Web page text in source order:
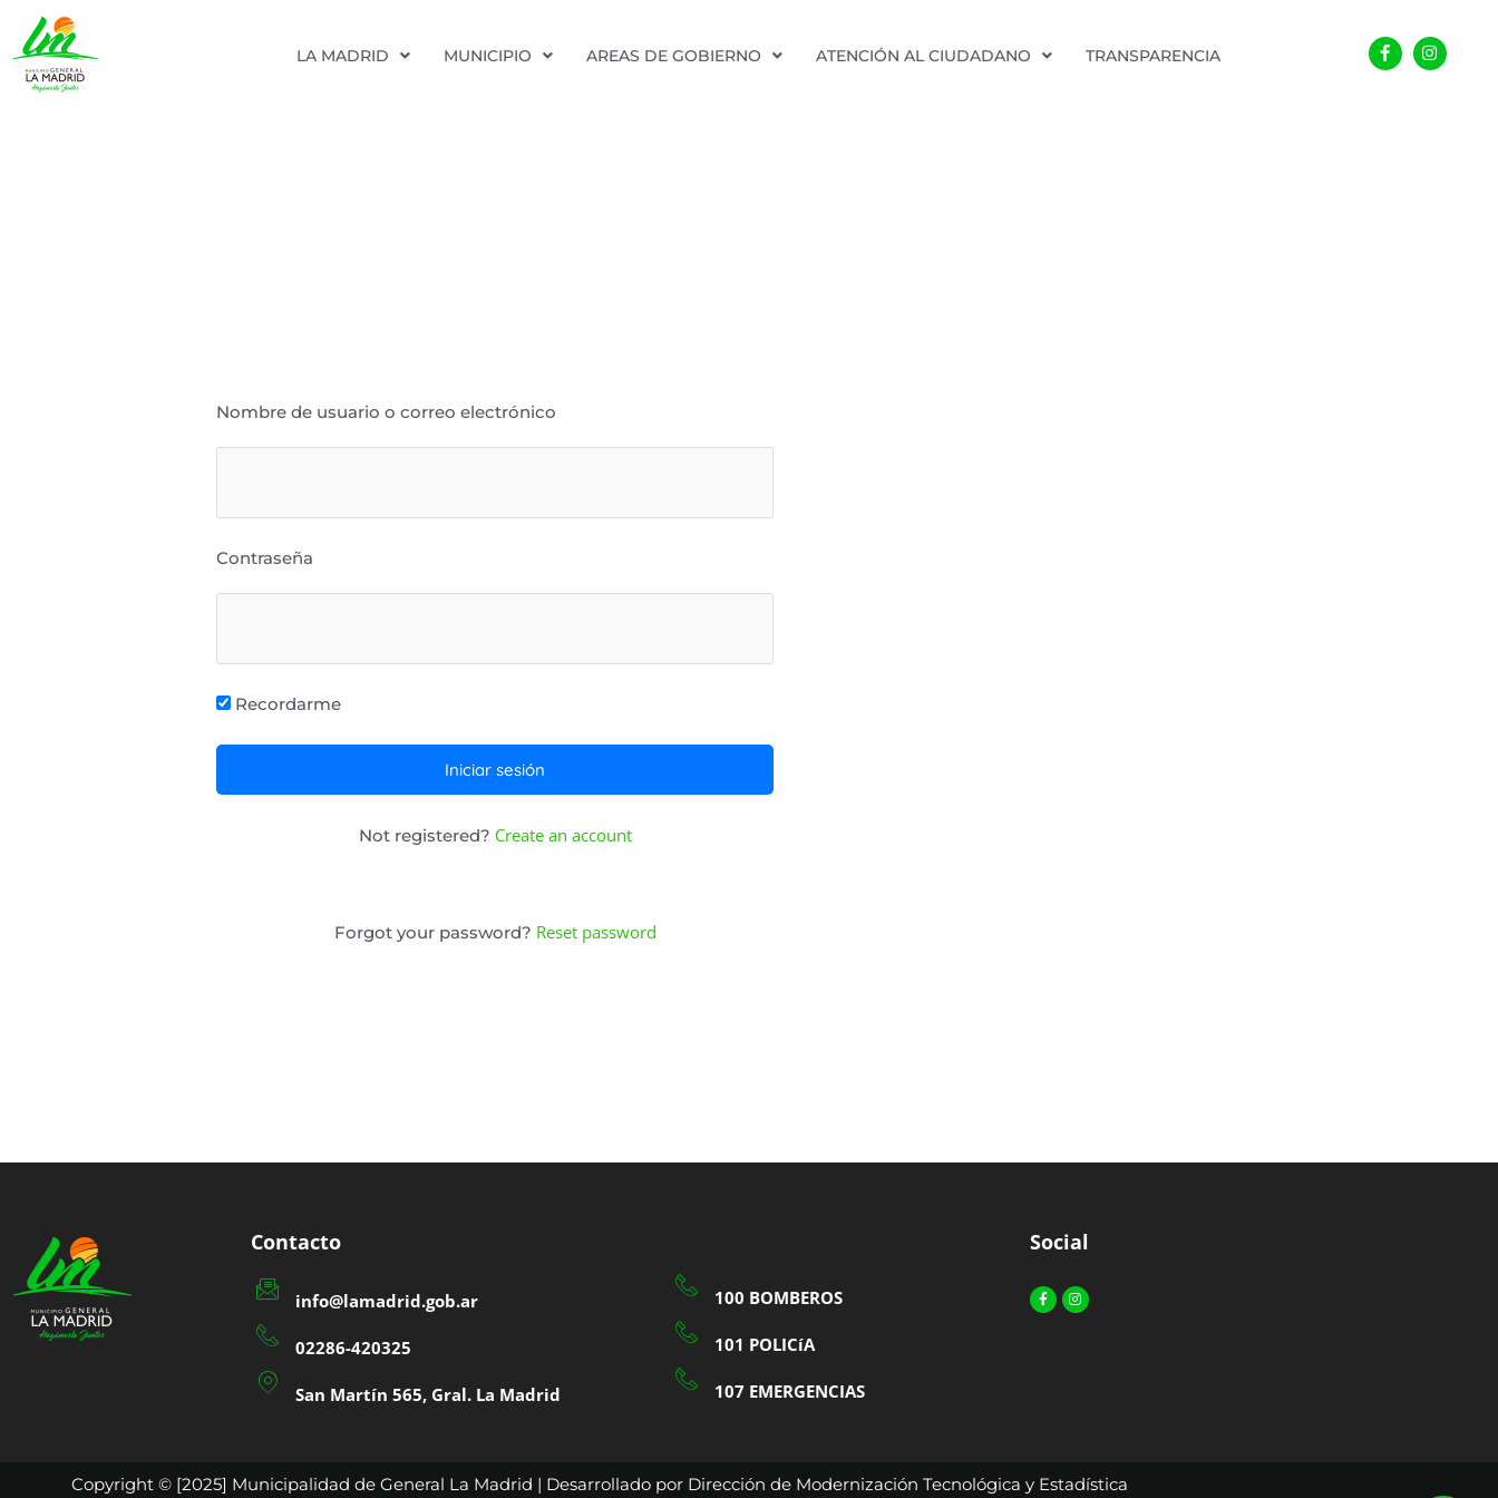
LA MADRID MUNICIPIO AREAS DE GOBIERNO ATENCIÓN AL CIUDADANO TRANSPARENCIA
Facebook-
f
Nombre de usuario o correo electrónico
Contraseña
Recordarme
Not registered? Create an account
Forgot your password? Reset password
Contacto
info@lamadrid.gob.ar
02286-420325
San Martín 565, Gral. La Madrid
100 BOMBEROS
101 POLICíA
107 EMERGENCIAS
Social
Facebook-
f
Instagram
Copyright © [2025] Municipalidad de General La Madrid | Desarrollado por Dirección de Modernización Tecnológica y Estadística